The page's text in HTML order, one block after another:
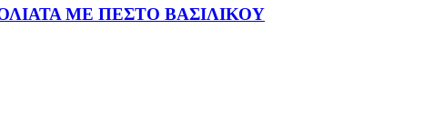
ΜΕ ΠΕΣΤΟ ΒΑΣΙΛΙΚΟΥ